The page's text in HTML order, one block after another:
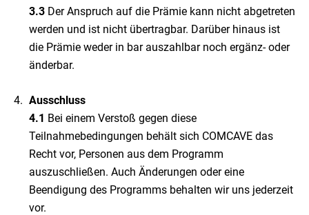
3.3 Der Anspruch auf die Prämie kann nicht abgetreten
werden und ist nicht übertragbar. Darüber hinaus ist
die Prämie weder in bar auszahlbar noch ergänz- oder
änderbar.
Ausschluss
4.1 Bei einem Verstoß gegen diese
Teilnahmebedingungen behält sich COMCAVE das
Recht vor, Personen aus dem Programm
auszuschließen. Auch Änderungen oder eine
Beendigung des Programms behalten wir uns jederzeit
vor.